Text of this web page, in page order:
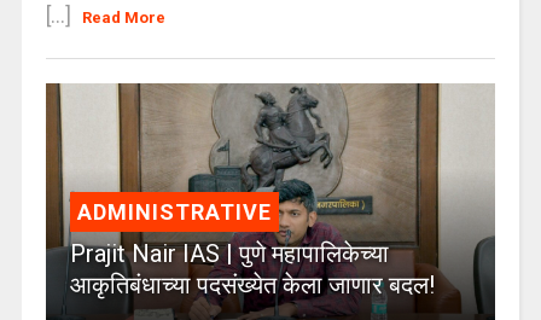
[...]
Read More
ADMINISTRATIVE
Prajit Nair IAS | पुणे महापालिकेच्या
आकृतिबंधाच्या पदसंख्येत केला जाणार बदल!